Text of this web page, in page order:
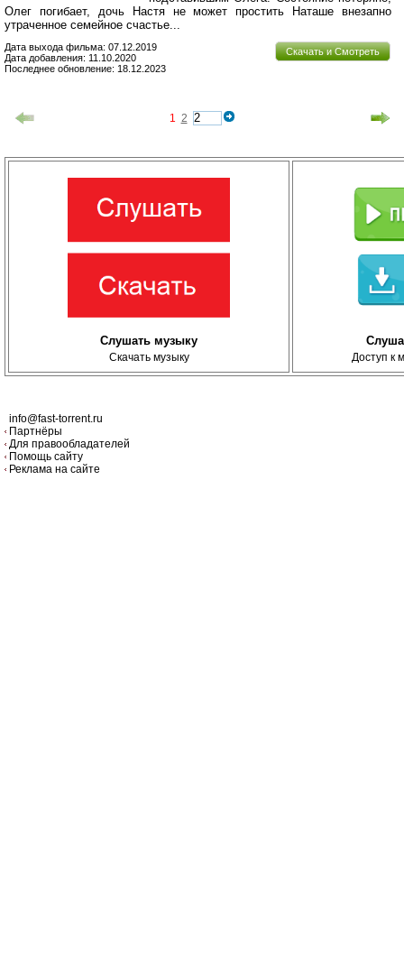
Олег погибает, дочь Настя не может простить Наташе внезапно
утраченное семейное счастье...
Скачать и Смотреть
Дата выхода фильма: 07.12.2019
Дата добавления: 11.10.2020
Последнее обновление: 18.12.2023
1 2
Слушать музыку
Скачать музыку Доступ к
info@fast-torrent.ru
Партнёры
Для правообладателей
Помощь сайту
Реклама на сайте